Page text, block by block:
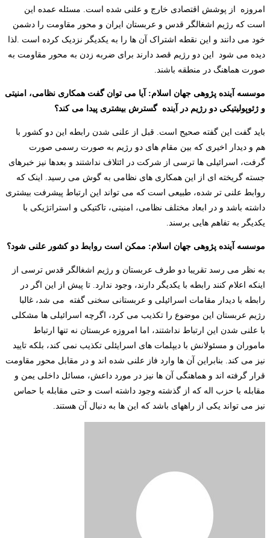
امروزه از پوشش اقتصادی خارج و علنی شده است. مسئله عمده این
است که رژیم اشغالگر قدس و عربستان ایران و محور مقاومت را دشمن
خود می دانند و این نقطه اشتراک آن ها را به یکدیگر نزدیک کرده است .لذا
دیده می شود این دو رژیم قصد دارند برای ضربه زدن به محور مقاومت به
صورت هماهنگ در منطقه باشند.
موسسه آینده پژوهی جهان اسلام: آیا می توان گفت همکاری نظامی، امنیتی
و ژئوپولیتیکی دو رژیم در آینده گسترش بیشتری پیدا می کند؟
باید گفت این گفته صحیح است. قبل از علنی شدن رابطه این دو کشور با
هم و دیدار اخیری که بین مقام های دو رژیم به صورت رسمی صورت
گرفت، اسرائیلی ها ترسی از شرکت در ائتلاف نداشتند و بعدها نیز خبرهای
جسته گریخته ای از این همکاری های نظامی به گوش می رسید. اینک که
روابط علنی تر شده، طبیعی است که می تواند این ارتباط پیشرفت بیشتری
داشته باشد و در ابعاد مختلف نظامی، امنیتی، تاکتیکی و استراتژیکی با
یکدیگر به تفاهم هایی برسند.
موسسه آینده پژوهی جهان اسلام: ممکن است روابط دو کشور علنی شود؟
به نظر می رسد تقریبا دو طرف عربستان و رژیم اشغالگر قدس ترسی از
اینکه اعلام کنند رابطه با یکدیگر دارند، وجود ندارد. تا پیش از این اگر در
رابطه با دیدار مقامات اسرائیلی و عربستانی سخنی گفته می شد، غالبا
رژیم عربستان این موضوع را تکذیب می کرد، اگرچه اسرائیلی ها مشکلی
با علنی شدن این ارتباط نداشتند، اما امروزه عربستان نه تنها ارتباط
ماموران و مسئولانش با دیپلمات های اسرایئلی تکذیب نمی کند، بلکه تایید
نیز می کند. بنابراین آن ها وارد فاز علنی شده اند و در مقابل محور مقاومت
قرار گرفته اند و هماهنگی آن ها نیز در مورد داعش، مسائل داخلی یمن و
مقابله با حزب اله که از گذشته وجود داشته است و حتی مقابله با حماس
نیز می تواند یکی از راههای باشد که این ها به دنبال آن هستند.